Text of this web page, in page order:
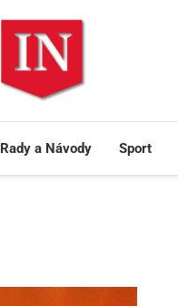
Rady a Návody Sport